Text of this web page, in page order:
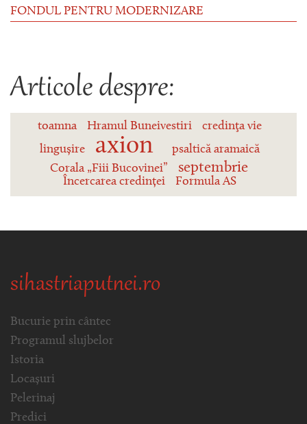
FONDUL PENTRU MODERNIZARE
Articole despre:
toamna Hramul Buneivestiri
credinţa vie
lingușire
axion
psaltică aramaică
Corala „Fiii Bucovinei”
septembrie
Încercarea credinței Formula AS
sihastriaputnei.ro
Bucurie prin cântec
Programul slujbelor
Istoria
Locașuri
Pelerinaj
Predici